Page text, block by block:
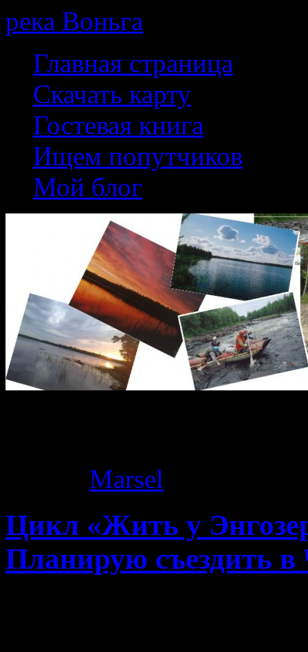
река Воньга
contentГлавная страница
Скачать карту
Гостевая книга
Ищем попутчиков
Мой блог
Marsel
Цикл «Жить у
Планирую съездить